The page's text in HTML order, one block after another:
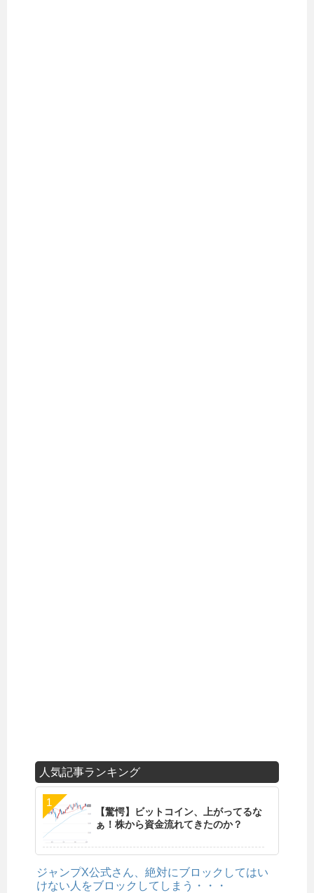
人気記事ランキング
【驚愕】ビットコイン、上がってるな
ぁ！株から資金流れてきたのか？
ジャンプX公式さん、絶対にブロックしてはい
けない人をブロックしてしまう・・・